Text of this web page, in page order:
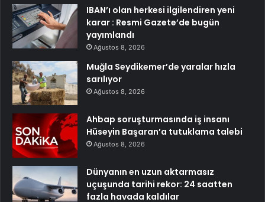
IBAN’ı olan herkesi ilgilendiren yeni
karar : Resmi Gazete’de bugün
yayımlandı
Ağustos 8, 2026
Muğla Seydikemer’de yaralar hızla
sarılıyor
Ağustos 8, 2026
Ahbap soruşturmasında iş insanı
Hüseyin Başaran’a tutuklama talebi
Ağustos 8, 2026
Dünyanın en uzun aktarmasız
uçuşunda tarihi rekor: 24 saatten
fazla havada kaldılar